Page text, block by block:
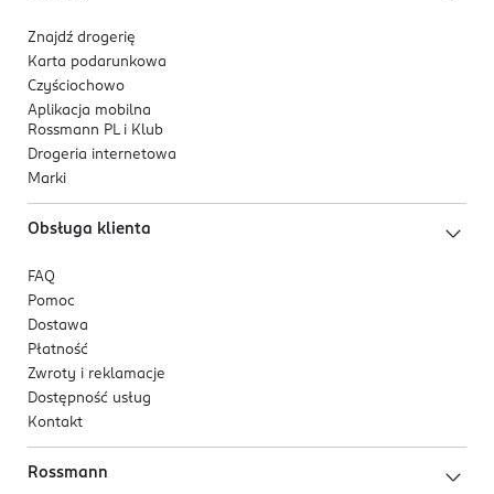
Znajdź drogerię
Karta podarunkowa
Czyściochowo
Aplikacja mobilna
Rossmann PL i Klub
Drogeria internetowa
Marki
Obsługa klienta
FAQ
Pomoc
Dostawa
Płatność
Zwroty i reklamacje
Dostępność usług
Kontakt
Rossmann